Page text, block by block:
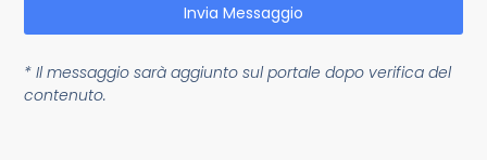
Invia Messaggio
* Il messaggio sarà aggiunto sul portale dopo verifica del
contenuto.